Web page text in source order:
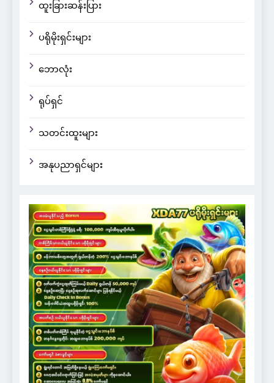
ထူးခြားဆန်းပြား
ပရိုမိုးရှင်းများ
ဘောလုံး
ရုပ်ရှင်
သတင်းထူးများ
အနုပညာရှင်များ